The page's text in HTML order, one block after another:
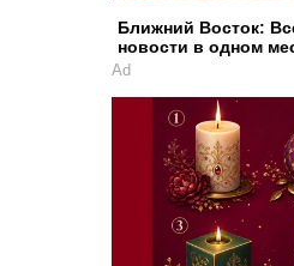
Ближний Восток:
новости в одном
Ad